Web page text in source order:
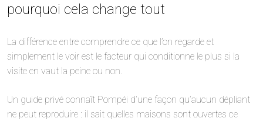
pourquoi cela change tout
La différence entre comprendre ce que l’on regarde et
simplement le voir est le facteur qui conditionne le plus si la
visite en vaut la peine ou non.
Un guide privé connaît Pompéi d’une façon qu’aucun dépliant
ne peut reproduire : il sait quelles maisons sont ouvertes ce